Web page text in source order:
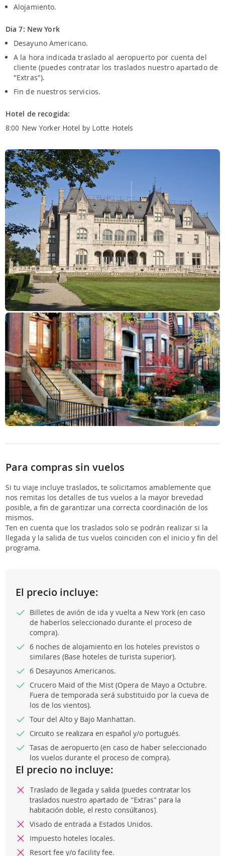
Alojamiento.
Dia 7: New York
Desayuno Americano.
A la hora indicada traslado al aeropuerto por cuenta del
cliente (puedes contratar los traslados nuestro apartado de
"Extras").
Fin de nuestros servicios.
Hotel de recogida:
8:00 New Yorker Hotel by Lotte Hotels
Para compras sin vuelos
Si tu viaje incluye traslados, te solicitamos amablemente que
nos remitas los detalles de tus vuelos a la mayor brevedad
posible, a fin de garantizar una correcta coordinación de los
mismos.
Ten en cuenta que los traslados solo se podrán realizar si la
llegada y la salida de tus vuelos coinciden con el inicio y fin del
programa.
El precio incluye:
Billetes de avión de ida y vuelta a New York (en caso
de haberlos seleccionado durante el proceso de
compra).
6 noches de alojamiento en los hoteles previstos o
similares (Base hoteles de turista superior).
6 Desayunos Americanos.
Crucero Maid of the Mist (Opera de Mayo a Octubre.
Fuera de temporada será substituido por la cueva de
los de los vientos).
Tour del Alto y Bajo Manhattan.
Circuito se realizara en español y/o portugués.
Tasas de aeropuerto (en caso de haber seleccionado
los vuelos durante el proceso de compra).
El precio no incluye:
Traslado de llegada y salida (puedes contratar los
traslados nuestro apartado de "Extras" para la
habitación doble, el resto consúltanos).
Visado de entrada a Estados Unidos.
Impuesto hoteles locales.
Resort fee y/o facility fee.